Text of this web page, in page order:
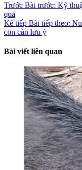
Trước Bài trước: Kỹ
quả
Kế tiếp Bài tiếp theo:
con cần lưu ý
Bài viết liên quan